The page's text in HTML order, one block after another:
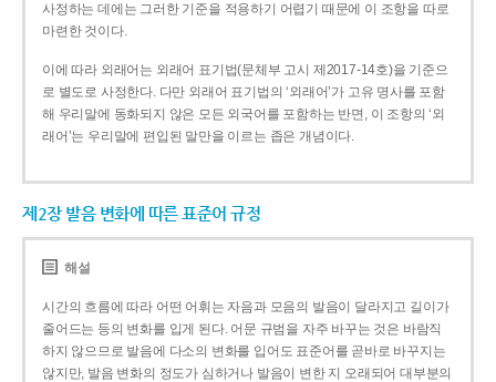
사정하는 데에는 그러한 기준을 적용하기 어렵기 때문에 이 조항을 따로
마련한 것이다.
이에 따라 외래어는 외래어 표기법(문체부 고시 제2017-14호)을 기준으
로 별도로 사정한다. 다만 외래어 표기법의 ‘외래어’가 고유 명사를 포함
해 우리말에 동화되지 않은 모든 외국어를 포함하는 반면, 이 조항의 ‘외
래어’는 우리말에 편입된 말만을 이르는 좁은 개념이다.
제2장 발음 변화에 따른 표준어 규정
해설
시간의 흐름에 따라 어떤 어휘는 자음과 모음의 발음이 달라지고 길이가
줄어드는 등의 변화를 입게 된다. 어문 규범을 자주 바꾸는 것은 바람직
하지 않으므로 발음에 다소의 변화를 입어도 표준어를 곧바로 바꾸지는
않지만, 발음 변화의 정도가 심하거나 발음이 변한 지 오래되어 대부분의